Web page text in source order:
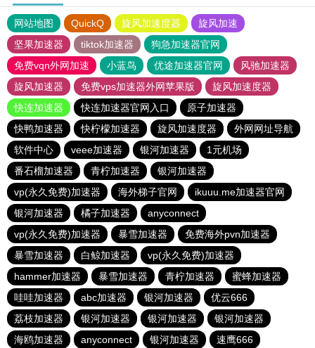
网站地图 QuickQ 旋风加速度器
旋风加速
坚果加速器
tiktok加速器
狗急加速器官网
免费vqn外网加速
小蓝鸟 优途加速器官网
风驰加速器
旋风加速器
免费vps加速器外网苹果版
旋风加速度器
快连加速器
快连加速器官网入口
原子加速器
快鸭加速器
快柠檬加速器 旋风加速度器
外网网址导航
软件中心
veee加速器 银河加速器
1元机场
番石榴加速器
青柠加速器
银河加速器
vp(永久免费)加速器
海外梯子官网
ikuuu.me加速器官网
银河加速器
橘子加速器
anyconnect
vp(永久免费)加速器
暴雪加速器
免费海外pvn加速器
暴雪加速器
白鲸加速器
vp(永久免费)加速器
hammer加速器
暴雪加速器 青柠加速器
蜜蜂加速器
哇哇加速器
abc加速器 银河加速器
优云666
荔枝加速器
银河加速器 银河加速器
银河加速器
海鸥加速器
anyconnect 银河加速器 速鹰666